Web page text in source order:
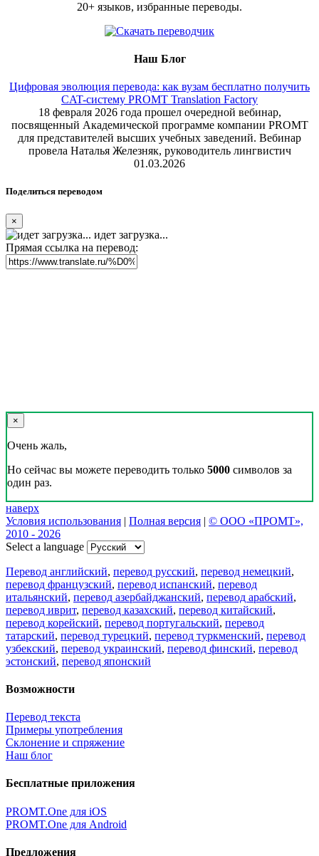
20+ языков, избранные переводы.
Наш Блог
Цифровая эволюция перевода: как вузам бесплатно получить
CAT-систему PROMT Translation Factory
18 февраля 2026 года прошел очередной вебинар,
посвященный Академической программе компании PROMT
для представителей высших учебных заведений. Вебинар
провела Наталья Железняк, руководитель лингвистич
01.03.2026
Поделиться переводом
×
идет загрузка...
Прямая ссылка на перевод:
×
Очень жаль,
Но сейчас вы можете переводить только 5000 символов за
один раз.
наверх
Условия использования | Полная версия | © ООО «ПРОМТ»,
2010 - 2026
Select a language
Перевод английский, перевод русский, перевод немецкий,
перевод французский, перевод испанский, перевод
итальянский, перевод азербайджанский, перевод арабский,
перевод иврит, перевод казахский, перевод китайский,
перевод корейский, перевод португальский, перевод
татарский, перевод турецкий, перевод туркменский, перевод
узбекский, перевод украинский, перевод финский, перевод
эстонский, перевод японский
Возможности
Перевод текста
Примеры употребления
Склонение и спряжение
Наш блог
Бесплатные приложения
PROMT.One для iOS
PROMT.One для Android
Предложения